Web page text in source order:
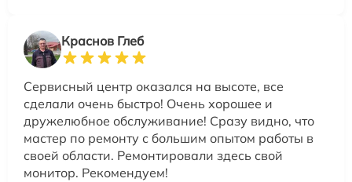
Краснов Глеб
Сервисный центр оказался на высоте, все
сделали очень быстро! Очень хорошее и
дружелюбное обслуживание! Сразу видно, что
мастер по ремонту с большим опытом работы в
своей области. Ремонтировали здесь свой
монитор. Рекомендуем!